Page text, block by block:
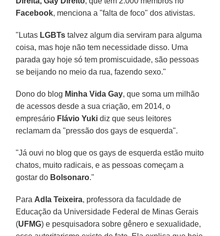
Facebook, menciona a "falta de foco" dos ativistas.
"Lutas LGBTs talvez algum dia serviram para alguma
coisa, mas hoje não tem necessidade disso. Uma
parada gay hoje só tem promiscuidade, são pessoas
se beijando no meio da rua, fazendo sexo."
Dono do blog Minha Vida Gay, que soma um milhão
de acessos desde a sua criação, em 2014, o
empresário Flávio Yuki diz que seus leitores
reclamam da "pressão dos gays de esquerda".
"Já ouvi no blog que os gays de esquerda estão muito
chatos, muito radicais, e as pessoas começam a
gostar do Bolsonaro."
Para Adla Teixeira, professora da faculdade de
Educação da Universidade Federal de Minas Gerais
(UFMG) e pesquisadora sobre gênero e sexualidade,